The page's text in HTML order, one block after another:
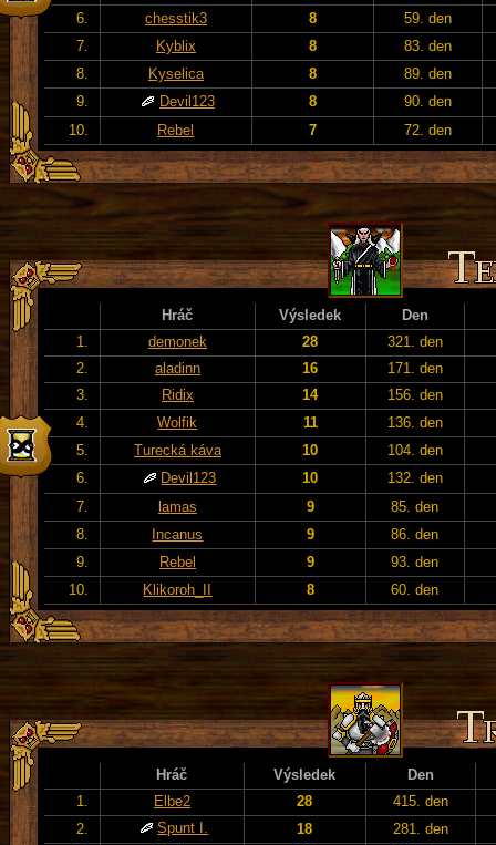
6.
chesstik3 8
59. den
7.
Kyblix 8
83. den
8.
Kyselica 8
89. den
9.
Devil123 8
90. den
10.
Rebel 7 72. den
Hráč Výsledek
Den
1.
demonek 28
321. den
2.
aladinn 16
171. den
3.
Ridix 14
156. den
4.
Wolfik 11
136. den
5.
Turecká káva 10
104. den
6.
Devil123 10
132. den
7.
lamas 9
85. den
8.
Incanus 9
86. den
9.
Rebel 9
93. den
10.
Klikoroh_II 8 60. den
Hráč Výsledek
Den
1.
Elbe2 28
415. den
2.
Spunt I. 18
281. den